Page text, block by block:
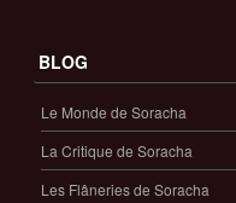
BLOG
Le Monde de Soracha
La Critique de Soracha
Les Flâneries de Soracha